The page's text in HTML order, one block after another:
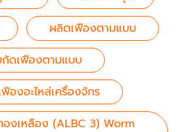
ผลิตเฟืองตามแบบ
ดเฟืองตามแบบ
องอะไหล่เครื่องจักร
งเหลือง (ALBC 3) Worm